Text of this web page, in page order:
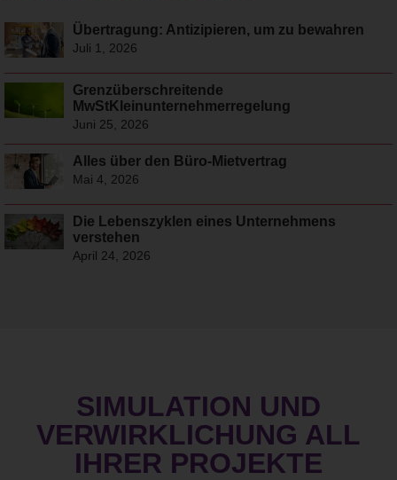
Übertragung: Antizipieren, um zu bewahren
Juli 1, 2026
Grenzüberschreitende
MwStKleinunternehmerregelung
Juni 25, 2026
Alles über den Büro-Mietvertrag
Mai 4, 2026
Die Lebenszyklen eines Unternehmens
verstehen
April 24, 2026
SIMULATION UND
VERWIRKLICHUNG ALL
IHRER PROJEKTE